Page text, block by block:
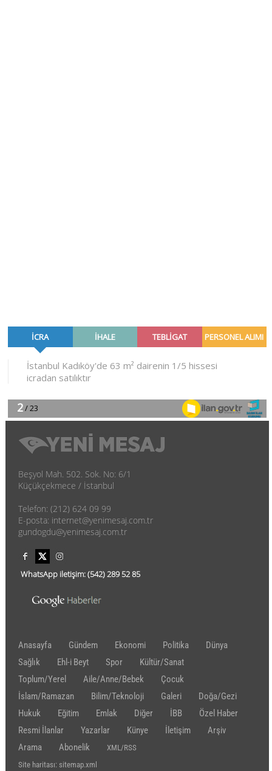
Beşyol Mah. 502. Sok. No: 6/1
Küçükçekmece / İstanbul
Telefon: (212) 624 09 99
E-posta: internet@yenimesaj.com.tr
gundogdu@yenimesaj.com.tr
WhatsApp iletişim:(542)289 52 85
Anasayfa Gündem Ekonomi Politika
Dünya
Sağlık
Ehl-i Beyt Spor
Kültür/Sanat
Toplum/Yerel
Aile/Anne/Bebek
Çocuk
İslam/Ramazan
Bilim/Teknoloji Galeri
Doğa/Gezi
Hukuk
Eğitim Emlak Diğer İBB
Özel Haber
Resmi İlanlar
Yazarlar Künye İletişim
Arşiv
Arama
Abonelik
XML/RSS
Site haritası: sitemap.xml